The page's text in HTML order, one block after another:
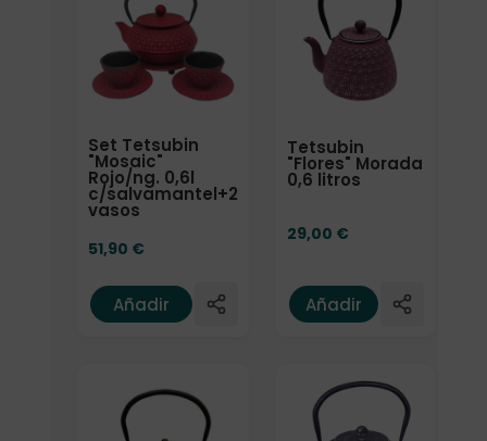
Set Tetsubin
"Mosaic"
Rojo/ng. 0,6l
c/salvamantel+2
vasos
51,90 €
Añadir
Tetsubin
"Flores" Morada
0,6 litros
29,00 €
Añadir